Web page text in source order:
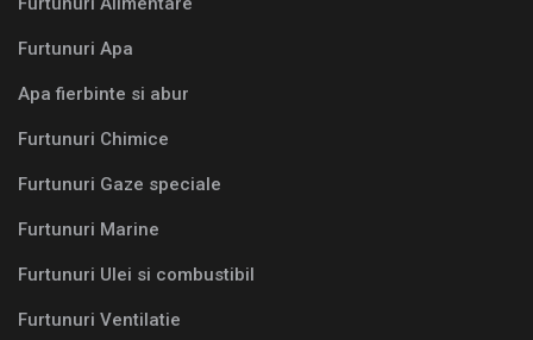
Furtunuri Apa
Apa fierbinte si abur
Furtunuri Chimice
Furtunuri Gaze speciale
Furtunuri Marine
Furtunuri Ulei si combustibil
Furtunuri Ventilatie